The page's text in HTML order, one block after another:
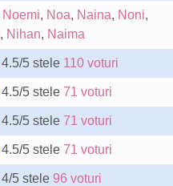
Noemi, Noa, Naina, Noni,
, Nihan, Naima
4.5/5 stele 110 voturi
4.5/5 stele 71 voturi
4.5/5 stele 71 voturi
4.5/5 stele 71 voturi
4/5 stele 96 voturi